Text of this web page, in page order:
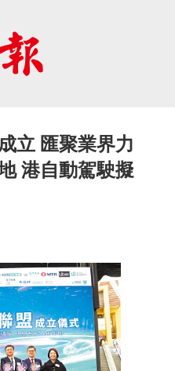
立 匯聚業界力
港自動駕駛擬